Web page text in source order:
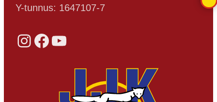
Y-tunnus: 1647107-7
Instagram Facebook YouTube